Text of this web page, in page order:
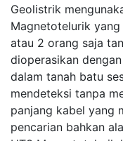
Geolistrik
Magnetotelurik
atau 2 orang saja
dioperasikan
dalam tanah batu
mendeteksi tanpa
panjang kabel yang
pencarian bahkan